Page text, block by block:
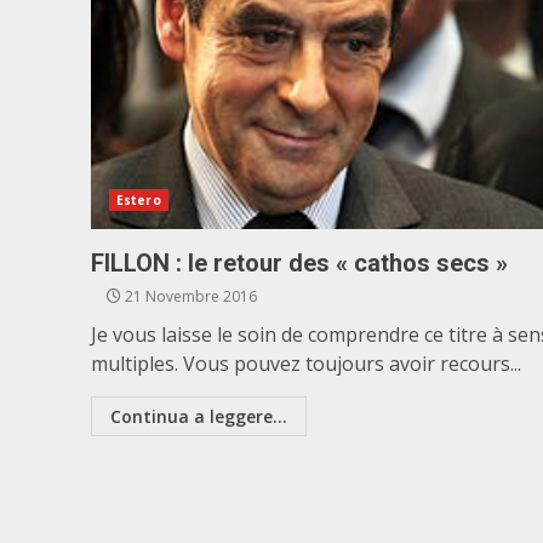
Estero
FILLON : le retour des « cathos secs »
21 Novembre 2016
Je vous laisse le soin de comprendre ce titre à
multiples. Vous pouvez toujours avoir recours...
Continua a leggere...